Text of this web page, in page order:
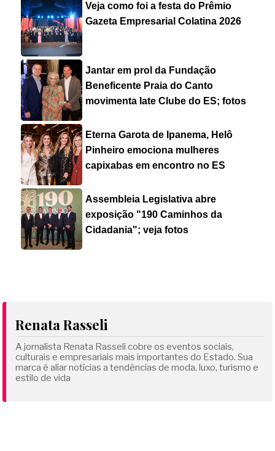
Veja como foi a festa do Prêmio
Gazeta Empresarial Colatina 2026
Jantar em prol da Fundação
Beneficente Praia do Canto
movimenta Iate Clube do ES; fotos
Eterna Garota de Ipanema, Helô
Pinheiro emociona mulheres
capixabas em encontro no ES
Assembleia Legislativa abre
exposição "190 Caminhos da
Cidadania"; veja fotos
Renata Rasseli
A jornalista Renata Rasseli cobre os eventos sociais,
culturais e empresariais mais importantes do Estado. Sua
marca é aliar notícias a tendências de moda, luxo, turismo e
estilo de vida